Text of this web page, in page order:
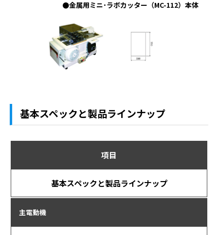
●金属用ミニ･ラボカッター（MC-112）本体
基本スペックと製品ラインナップ
項目
基本スペックと製品ラインナップ
主電動機